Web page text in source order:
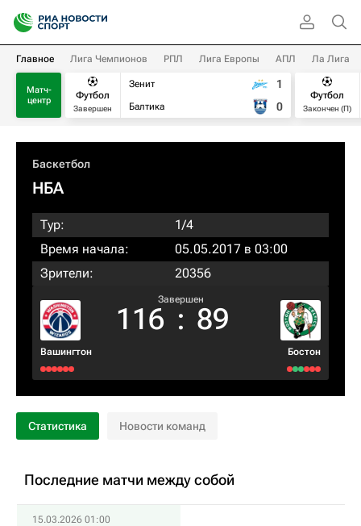
Главное Лига Чемпионов РПЛ Лига Европы АПЛ Ла Лига
Матч-
центр
Футбол
Завершен
Зенит
Балтика
1
0
Футбол
Закончен (П)
Баскетбол
НБА
Тур:
1/4
Время начала:
05.05.2017 в 03:00
Зрители:
20356
Вашингтон
Завершен
116 : 89
Бостон
Статистика Новости команд
Последние матчи между собой
15.03.2026 01:00